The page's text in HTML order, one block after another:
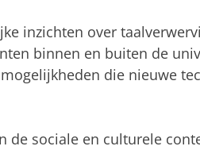
inzichten over
binnen en buiten de
die nieuwe
de sociale en culturele